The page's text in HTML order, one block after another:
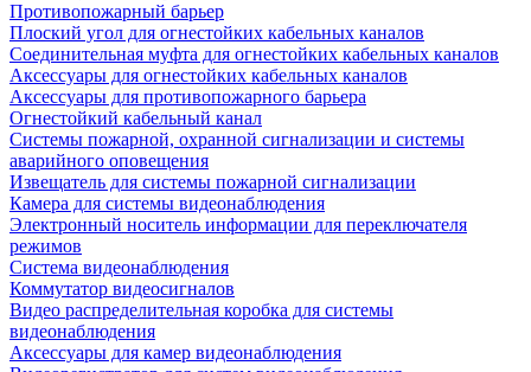
Противопожарный барьер
Плоский угол для огнестойких кабельных каналов
Соединительная муфта для огнестойких кабельных каналов
Аксессуары для огнестойких кабельных каналов
Аксессуары для противопожарного барьера
Огнестойкий кабельный канал
Системы пожарной, охранной сигнализации и системы
аварийного оповещения
Извещатель для системы пожарной сигнализации
Камера для системы видеонаблюдения
Электронный носитель информации для переключателя
режимов
Система видеонаблюдения
Коммутатор видеосигналов
Видео распределительная коробка для системы
видеонаблюдения
Аксессуары для камер видеонаблюдения